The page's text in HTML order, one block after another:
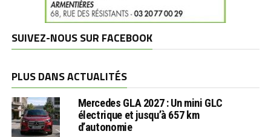
SUIVEZ-NOUS SUR FACEBOOK
PLUS DANS ACTUALITÉS
Mercedes GLA 2027 : Un mini GLC
électrique et jusqu’à 657 km
d’autonomie